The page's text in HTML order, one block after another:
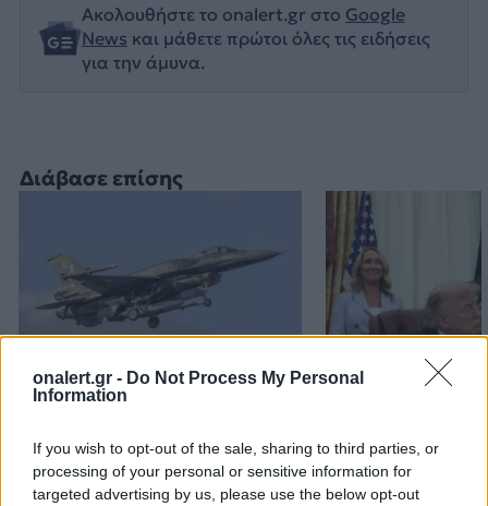
onalert.gr - Do Not Process My Personal
Information
If you wish to opt-out of the sale, sharing to third parties, or
processing of your personal or sensitive information for
targeted advertising by us, please use the below opt-out
Διάβασε επίσης
Εικονική αερομαχία με
στο Αιγαίο – 10
παραβάσεις και 17
δουλειά που
Χέγκσεθ»
Ακολουθήστε το onalert.gr στο Google
News και μάθετε πρώτοι όλες τις ειδήσεις
για την άμυνα.